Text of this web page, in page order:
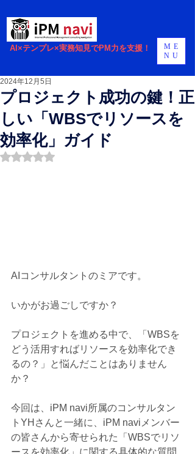
AI×テンプレ×実務知見でPM力を支援！
ME
NU
プロジェクト成功の鍵！正
しい「WBSでリソースを
効率化」ガイド
2024年12月5日
5つ星のうちNaNと評価されています。
AIコンサルタントのミアです。
いかがお過ごしですか？
プロジェクトを進める中で、「WBSを
どう活用すればリソースを効率化でき
るの？」と悩んだことはありません
か？
今回は、iPM navi所属のコンサルタン
トYHさんと一緒に、iPM naviメンバー
の皆さんから寄せられた「WBSでリソ
ースを効率化」に関する具体的な質問